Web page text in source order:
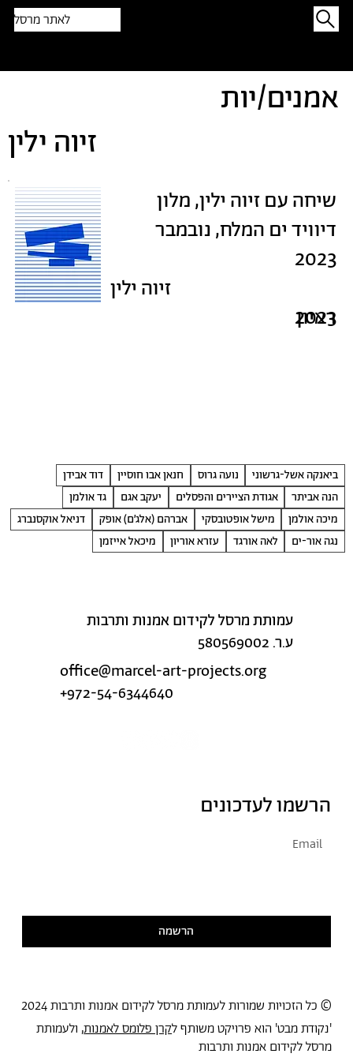
לאתר מרסל
ראיון
שיחה עם זיוה ילין, מלון
דיוויד ים המלח, נובמבר
2023
זיוה ילין
2023
ביאנקה אשל-גרשוני נועה גרוס חנאן אבו חוסיין
דוד אבידן
הנה אביתר
אגודת הציירים והפסלים יעקב אגם
גד אולמן
מיכה אולמן
מישל אופטובסקי אברהם (אלג׳ם) אופק
דניאל אוקסנברג
נגה אור-ים
לאה אורגד עזרא אוריון מיכאל אייזמן
זיוה ילין
אמנים/יות
עמותת מרסל לקידום אמנות ותרבות
ע.ר. 580569002
office@marcel-art-projects.org
+972-54-6344640
הרשמו לעדכונים
הרשמה
© כל הזכויות שמורות לעמותת מרסל לקידום אמנות ותרבות 2024
'נקודת מבט' הוא פרויקט משותף לקרן פלומס לאמנות, ולעמותת
מרסל לקידום אמנות ותרבות